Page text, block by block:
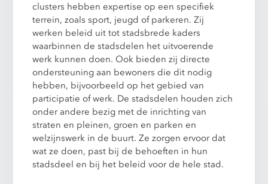
clusters hebben expertise op een specifiek
terrein, zoals sport, jeugd of parkeren. Zij
werken beleid uit tot stadsbrede kaders
waarbinnen de stadsdelen het uitvoerende
werk kunnen doen. Ook bieden zij directe
ondersteuning aan bewoners die dit nodig
hebben, bijvoorbeeld op het gebied van
participatie of werk. De stadsdelen houden zich
onder andere bezig met de inrichting van
straten en pleinen, groen en parken en
welzijnswerk in de buurt. Ze zorgen ervoor dat
wat ze doen, past bij de behoeften in hun
stadsdeel en bij het beleid voor de hele stad.